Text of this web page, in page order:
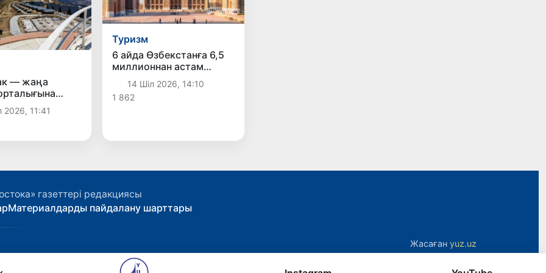
— жаңа
2026, 11:41
Туризм
6 айда Өзбекстанға 6,5
миллионнан астам
турист келді
14 Шіл 2026, 14:10
1 862
газеттері редакциясы
Материалдарды пайдалану шарттары
Жасаған yuz.uz